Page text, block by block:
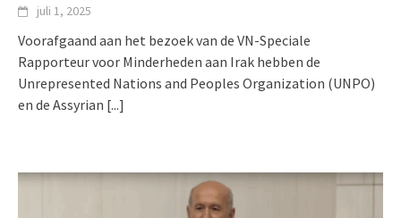
juli 1, 2025
Voorafgaand aan het bezoek van de VN-Speciale
Rapporteur voor Minderheden aan Irak hebben de
Unrepresented Nations and Peoples Organization (UNPO)
en de Assyrian [...]